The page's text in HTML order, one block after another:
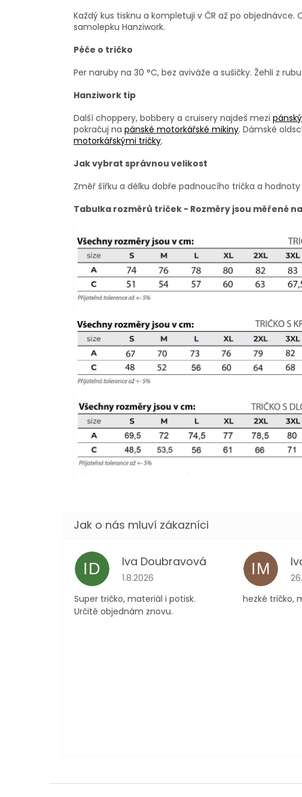
Každý kus tisknu a kompletuji v ČR až po
samolepku Hanziwork.
Péče o tričko
Per naruby na 30 °C, bez aviváže a sušičky. Žehli z
Hanziwork tip
Další choppery, bobbery a cruisery najdeš mezi
pokračuj na pánské motorkářské mikiny. Dámské
motorkářskými tričky.
Jak vybrat správnou velikost
Změř šířku a délku dobře padnoucího trička a
Tabulka rozměrů triček - Rozměry jsou měřené
ID Iva Doubravová
Hodnocení obchodu je 5 z 5 hvězdiček.
1.8.2026
Super tričko, materiál i potisk.
Určitě objednám znovu.
IM
hezké tričko,